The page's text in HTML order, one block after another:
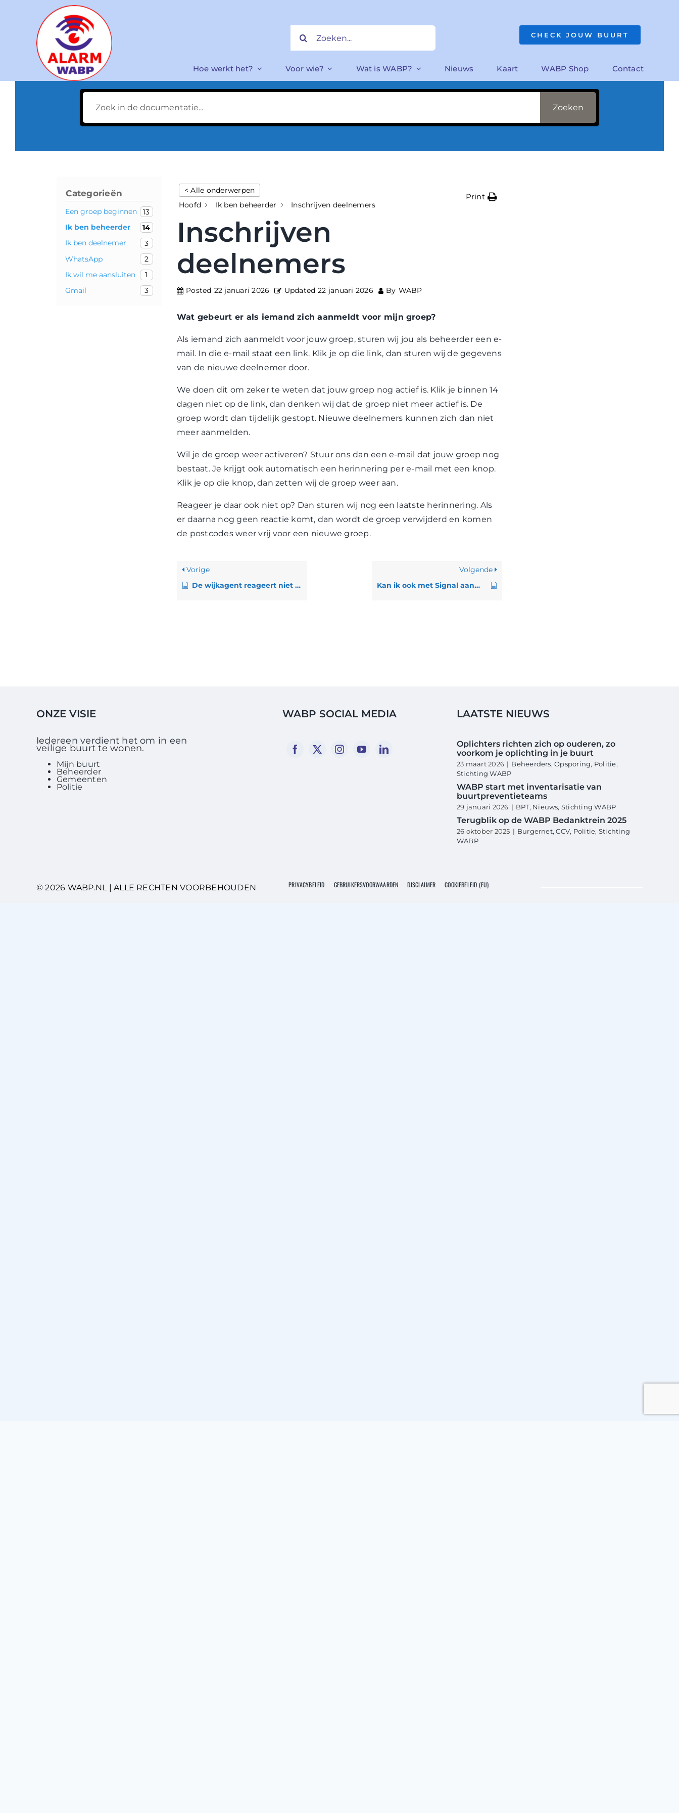
naar:
CHECK JOUW BUURT
Hoe werkt het? Voor wie? Wat is WABP? Nieuws Kaart WABP Shop Contact
Een vraag hebben?
Zoeken
Categorieën
Een groep beginnen
13
Ik ben beheerder
14
Ik ben deelnemer
3
WhatsApp
2
Ik wil me aansluiten
1
Gmail
3
< Alle onderwerpen
Hoofd
Ik ben beheerder Inschrijven deelnemers
Print
Inschrijven
deelnemers
Posted 22 januari 2026 Updated 22 januari 2026 By WABP
Wat gebeurt er als iemand zich aanmeldt voor mijn groep?
Als iemand zich aanmeldt voor jouw groep, sturen wij jou als beheerder een e-
mail. In die e-mail staat een link. Klik je op die link, dan sturen wij de gegevens
van de nieuwe deelnemer door.
We doen dit om zeker te weten dat jouw groep nog actief is. Klik je binnen 14
dagen niet op de link, dan denken wij dat de groep niet meer actief is. De
groep wordt dan tijdelijk gestopt. Nieuwe deelnemers kunnen zich dan niet
meer aanmelden.
Wil je de groep weer activeren? Stuur ons dan een e-mail dat jouw groep nog
bestaat. Je krijgt ook automatisch een herinnering per e-mail met een knop.
Klik je op die knop, dan zetten wij de groep weer aan.
Reageer je daar ook niet op? Dan sturen wij nog een laatste herinnering. Als
er daarna nog geen reactie komt, dan wordt de groep verwijderd en komen
de postcodes weer vrij voor een nieuwe groep.
Vorige
De wijkagent reageert niet snel genoeg
Volgende
Kan ik ook met Signal aanmelden?
ONZE VISIE
Iedereen verdient het om in een
veilige buurt te wonen.
Mijn buurt
Beheerder
Gemeenten
Politie
WABP SOCIAL MEDIA LAATSTE NIEUWS
Oplichters richten zich op ouderen, zo
voorkom je oplichting in je buurt
23 maart 2026 | Beheerders,Opsporing, Politie,
Stichting WABP
WABP start met inventarisatie van
buurtpreventieteams
29 januari 2026 | BPT, Nieuws, Stichting WABP
Terugblik op de WABP Bedanktrein 2025
26 oktober 2025 | Burgernet,CCV, Politie, Stichting
WABP
© 2026 WABP.NL | ALLE RECHTEN VOORBEHOUDEN PRIVACYBELEID GEBRUIKERSVOORWAARDEN DISCLAIMER COOKIEBELEID (EU)